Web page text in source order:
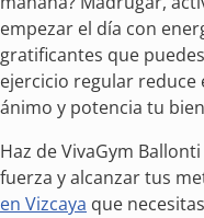
empezar el día con
gratificantes que
ejercicio regular
ánimo y potencia tu
Haz de VivaGym
fuerza y alcanzar tus
en Vizcaya que